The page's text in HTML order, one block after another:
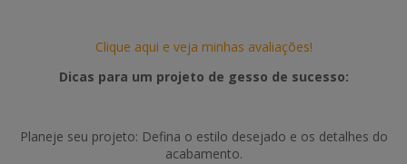
Clique aqui e veja minhas avaliações!
Dicas para um projeto de gesso de sucesso:
Planeje seu projeto: Defina o estilo desejado e os detalhes do
acabamento.